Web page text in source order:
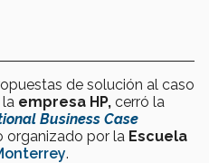
de solución al caso
empresa HP, cerró la
Business Case
organizado por la Escuela
.